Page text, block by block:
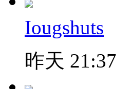
Iougshuts
昨天 21:37